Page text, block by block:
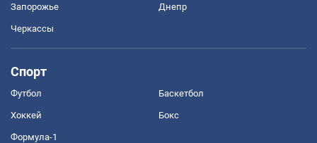
Запорожье Днепр
Черкассы
Спорт
Футбол Баскетбол
Хоккей Бокс
Формула-1